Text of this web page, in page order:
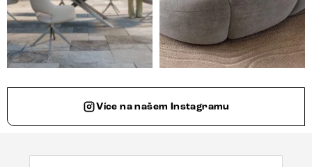
Více na našem Instagramu